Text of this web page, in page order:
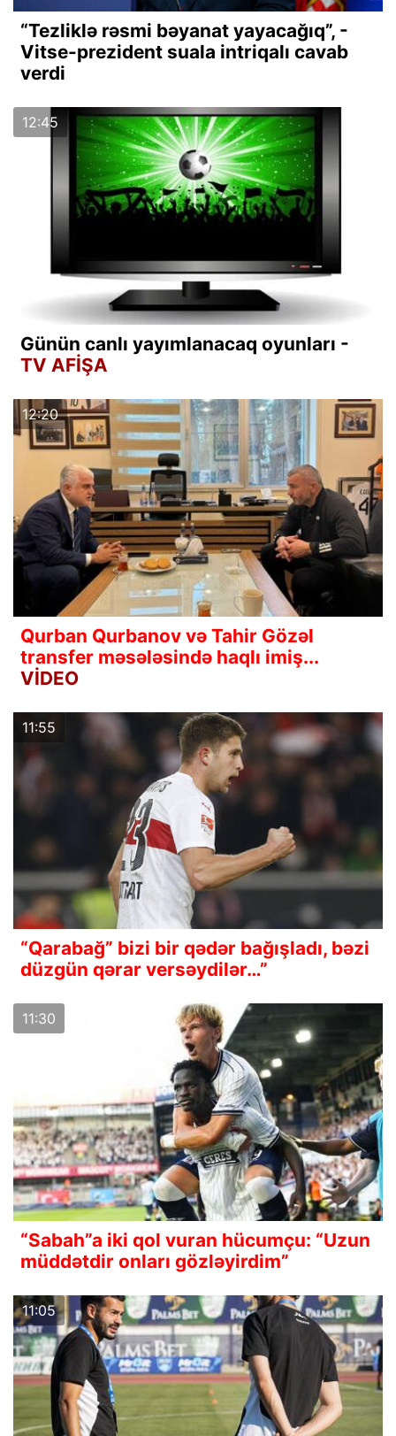
“Tezliklə rəsmi bəyanat yayacağıq”, -
Vitse-prezident suala intriqalı cavab
verdi
12:45
Günün canlı yayımlanacaq oyunları -
TV AFİŞA
12:20
Qurban Qurbanov və Tahir Gözəl
transfer məsələsində haqlı imiş...
VİDEO
11:55
“Qarabağ” bizi bir qədər bağışladı, bəzi
düzgün qərar versəydilər…”
11:30
“Sabah”a iki qol vuran hücumçu: “Uzun
müddətdir onları gözləyirdim”
11:05